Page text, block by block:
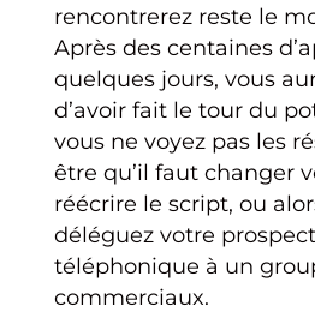
rencontrerez reste le
Après des centaines
quelques jours, vous
d’avoir fait le tour du
vous ne voyez pas les
être qu’il faut changer
réécrire le script, ou
déléguez votre
téléphonique à un
commerciaux.